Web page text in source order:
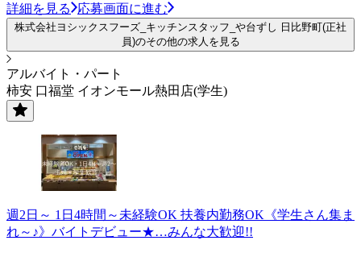
詳細を見る 応募画面に進む
株式会社ヨシックスフーズ_キッチンスタッフ_や台ずし 日比野町(正社
員)のその他の求人を見る
アルバイト・パート
柿安 口福堂 イオンモール熱田店(学生)
週2日～ 1日4時間～未経験OK 扶養内勤務OK《学生さん集ま
れ～♪》バイトデビュー★…みんな大歓迎!!